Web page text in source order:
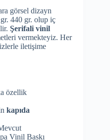
görsel dizayn
440 gr. olup iç
Şerifali vinil
vermekteyiz. Her
iletişime
özellik
kapıda
Vinil Baskı